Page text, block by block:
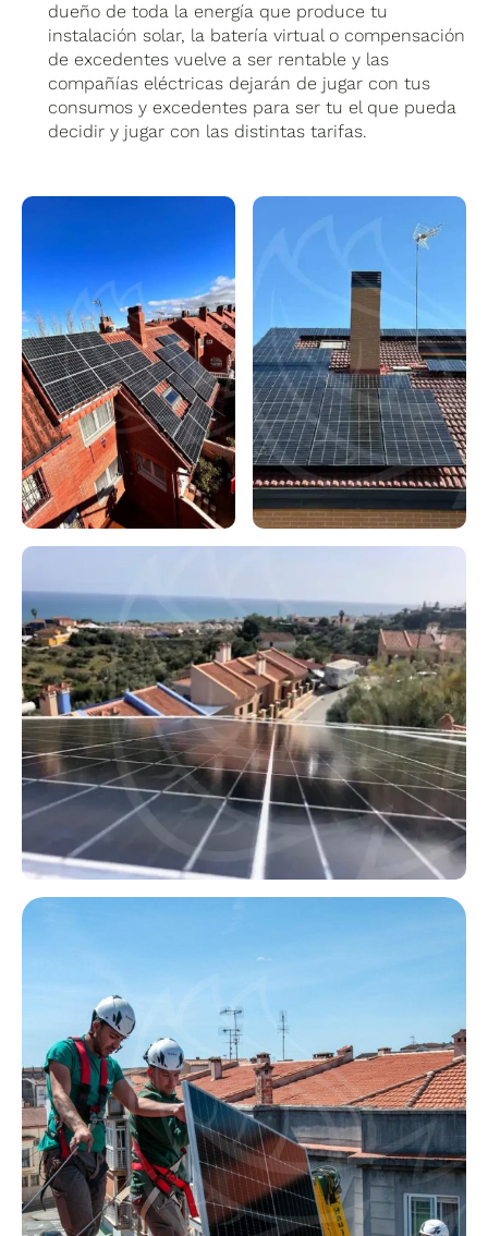
dueño de toda la energía que produce tu
instalación solar, la batería virtual o compensación
de excedentes vuelve a ser rentable y las
compañías eléctricas dejarán de jugar con tus
consumos y excedentes para ser tu el que pueda
decidir y jugar con las distintas tarifas.